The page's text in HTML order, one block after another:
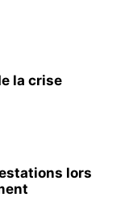
la crise
lors